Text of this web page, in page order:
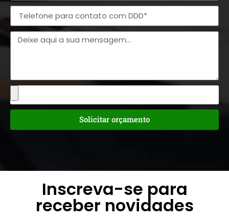
Solicitar orçamento
Inscreva-se para
receber novidades